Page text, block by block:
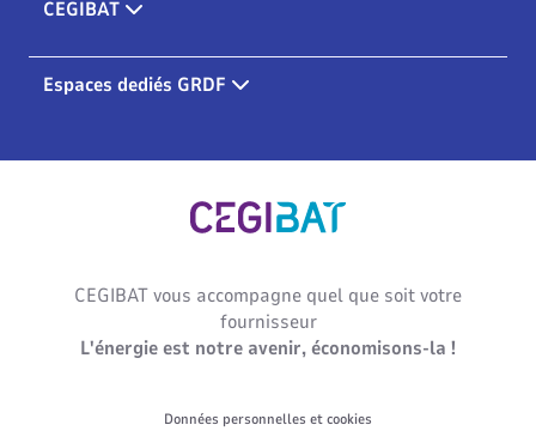
CEGIBAT
Espaces dediés GRDF
Cegibat, accueil
CEGIBAT vous accompagne quel que soit votre
fournisseur
L'énergie est notre avenir, économisons-la !
Données personnelles et cookies